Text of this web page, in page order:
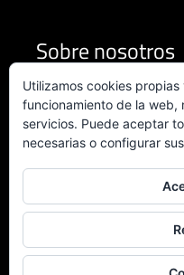
Sobre nosotros
Condiciones de uso
Política de
Política de calidad
Certificado ISO
Utilizamos cookies
funcionamiento de la web,
servicios. Puede aceptar
necesarias o configurar